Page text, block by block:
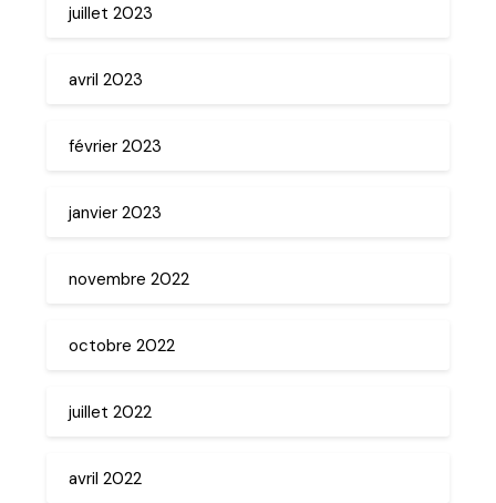
juillet 2023
avril 2023
février 2023
janvier 2023
novembre 2022
octobre 2022
juillet 2022
avril 2022